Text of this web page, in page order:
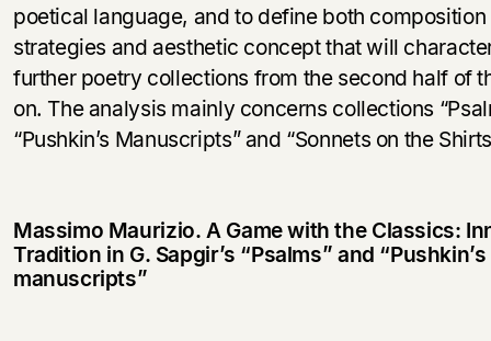
poetical language, and to define both composition
strategies and aesthetic concept that will
further poetry collections from the second half of
on. The analysis mainly concerns collections
“Pushkin’s Manuscripts” and “Sonnets on the
Massimo Maurizio.A Game with the Classics:
Tradition in G. Sapgir’s “Psalms” and “Pushkin’s
manuscripts”